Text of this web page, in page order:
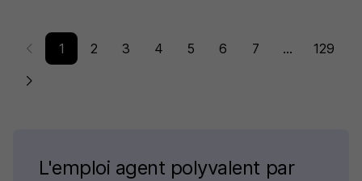
1 2 3 4 5 6 7 ... 129
L'emploi agent polyvalent par